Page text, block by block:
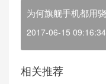
为何旗舰手机都用
2017-06-15 09:16:34
相关推荐